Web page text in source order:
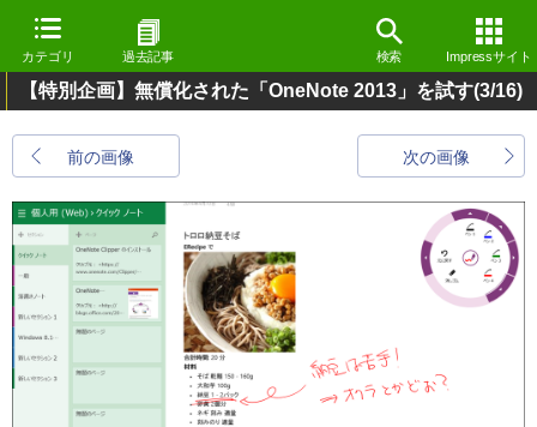
カテゴリ 過去記事 検索 Impressサイト
【特別企画】無償化された「OneNote 2013」を試す(3/16)
前の画像 次の画像